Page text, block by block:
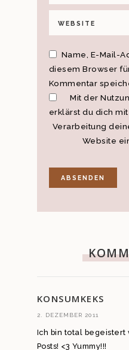
Name, E-Mail-
diesem Browser
Kommentar
Mit der
erklärst du dich
Verarbeitung
Website
KONSUMKEKS
2. DEZEMBER 2011
Ich bin total begeistert
Posts! <3 Yummy!!!